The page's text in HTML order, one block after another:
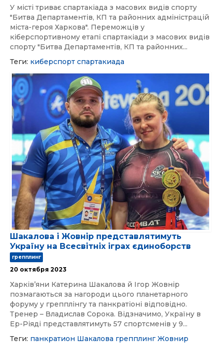
У місті триває спартакіада з масових видів спорту
"Битва Департаментів, КП та районних адміністрацій
міста-героя Харкова". Переможців у
кіберспортивному етапі спартакіади з масових видів
спорту "Битва Департаментів, КП та районних...
Теги: киберспорт спартакиада
Шакалова і Жовнір представлятимуть
Україну на Всесвітніх іграх єдиноборств
грепплинг
20 октября 2023
Харківʼяни Катерина Шакалова й Ігор Жовнір
позмагаються за нагороди цього планетарного
форуму у грепплінгу та панкратіоні відповідно.
Тренер – Владислав Сорока. Відзначимо, Україну в
Ер-Ріяді представлятимуть 57 спортсменів у 9...
Теги: панкратион Шакалова грепплинг Жовнир